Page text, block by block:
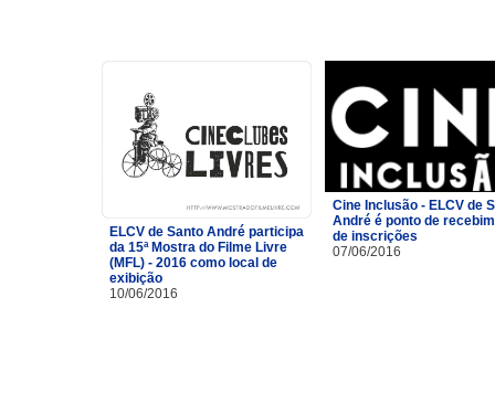
ELCV de Santo André participa
da 15ª Mostra do Filme Livre
(MFL) - 2016 como local de
exibição
10/06/2016
Cine Inclusão - ELCV de
André é ponto de
de inscrições
07/06/2016